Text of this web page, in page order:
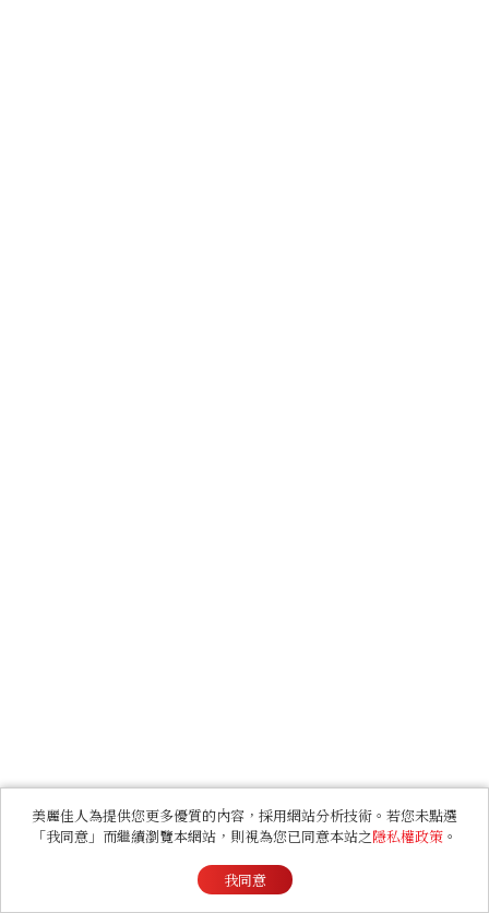
美麗佳人為提供您更多優質的內容，採用網站分析技術。若您未點選
「我同意」而繼續瀏覽本網站，則視為您已同意本站之隱私權政策 。
我同意